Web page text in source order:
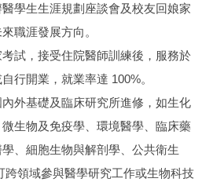
學生生涯規劃座談會及校友回娘家
職涯發展方向。
試，接受住院醫師訓練後，服務於
行開業，就業率達 100%。
外基礎及臨床研究所進修，如生化
生物及免疫學、環境醫學、臨床藥
、細胞生物與解剖學、公共衛生
跨領域參與醫學研究工作或生物科技